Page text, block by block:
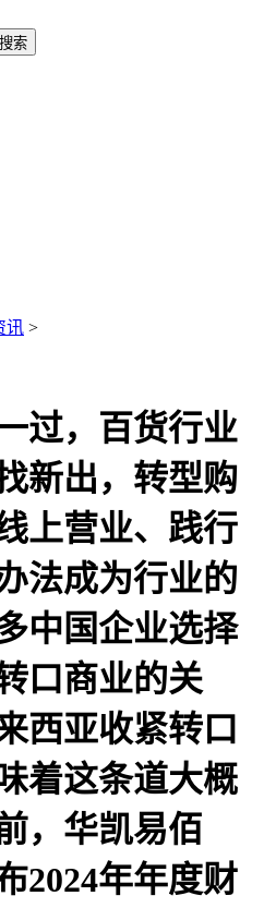
搜索
讯 >
，百货行业
新出，转型购
上营业、践行
法成为行业的
中国企业选择
口商业的关
西亚收紧转口
着这条道大概
，华凯易佰
2024年年度财